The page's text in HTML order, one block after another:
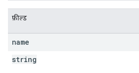
फ़ील्ड
name
string